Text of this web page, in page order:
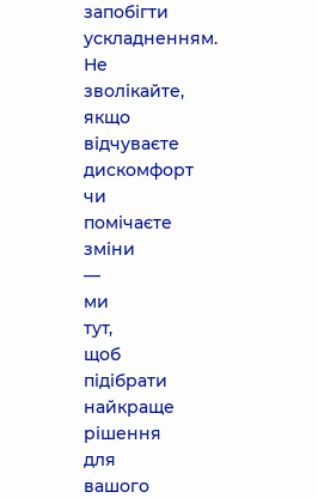
запобігти
ускладненням.
Не
зволікайте,
якщо
відчуваєте
дискомфорт
чи
помічаєте
зміни
—
ми
тут,
щоб
підібрати
найкраще
рішення
для
вашого